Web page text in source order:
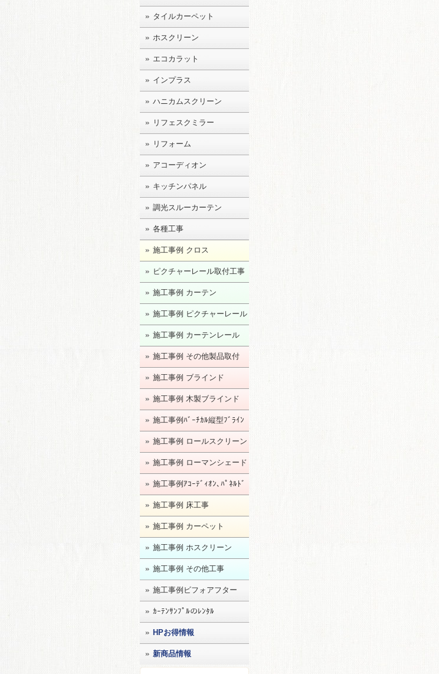
タイルカーペット
ホスクリーン
エコカラット
インプラス
ハニカムスクリーン
リフェスクミラー
リフォーム
アコーディオン
キッチンパネル
調光スルーカーテン
各種工事
施工事例 クロス
ピクチャーレール取付工事
施工事例 カーテン
施工事例 ピクチャーレール
施工事例 カーテンレール
施工事例 その他製品取付
施工事例 ブラインド
施工事例 木製ブラインド
施工事例ﾊﾞｰﾁｶﾙ縦型ﾌﾞﾗｲﾝ
ﾄﾞ 施工事例 ロールスクリーン
施工事例 ローマンシェード
施工事例ｱｺｰﾃﾞｨｵﾝ､ﾊﾟﾈﾙﾄﾞ
施工事例 床工事
施工事例 カーペット
施工事例 ホスクリーン
施工事例 その他工事
施工事例ビフォアフター
ｶｰﾃﾝｻﾝﾌﾟﾙのﾚﾝﾀﾙ
HPお得情報
新商品情報